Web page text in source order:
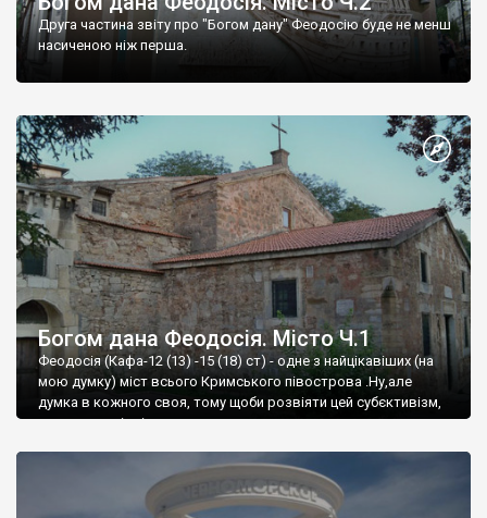
Друга частина звіту про "Богом дану" Феодосію буде не менш
насиченою ніж перша.
Богом дана Феодосія. Місто Ч.1
Феодосія (Кафа-12 (13) -15 (18) ст) - одне з найцікавіших (на
мою думку) міст всього Кримського півострова .Ну,але
думка в кожного своя, тому щоби розвіяти цей субєктивізм,
запрошую відвідати це